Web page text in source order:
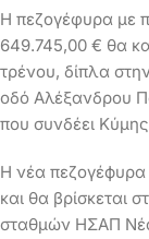
Η πεζογέφυρα με
649.745,00 € θα
τρένου, δίπλα
οδό Αλέξανδρου
που συνδέει
Η νέα πεζογέϕυρα
και θα βρίσκεται
σταθμών ΗΣΑΠ